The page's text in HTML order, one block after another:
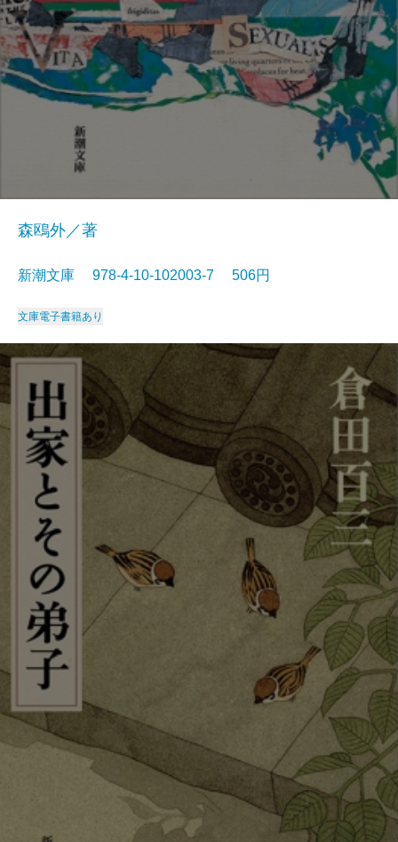
森鴎外／著
新潮文庫 978-4-10-102003-7 506円
文庫電子書籍あり